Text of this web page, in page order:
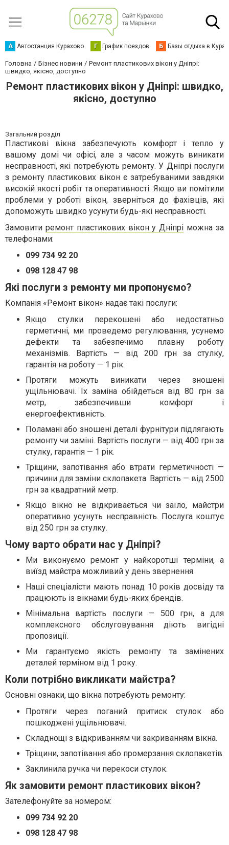
А Автостанция Курахово Г График поездов Б Базы отдыха в
Головна Бізнес новини
Ремонт пластикових вікон у Дніпрі:
швидко, якісно, доступно
Ремонт пластикових вікон у Дніпрі: швидко,
якісно, доступно
Загальний розділ
Пластикові вікна забезпечують комфорт і тепло у
вашому домі чи офісі, але з часом можуть виникати
несправності, які потребують ремонту. У Дніпрі послуги
з ремонту пластикових вікон є затребуваними завдяки
високій якості робіт та оперативності. Якщо ви помітили
проблеми у роботі вікон, зверніться до фахівців, які
допоможуть швидко усунути будь-які несправності.
Замовити ремонт пластикових вікон у Дніпрі можна за
телефонами:
099 734 92 20
098 128 47 98
Які послуги з ремонту ми пропонуємо?
Компанія «Ремонт вікон» надає такі послуги:
Якщо стулки перекошені або недостатньо
герметичні, ми проведемо регулювання, усунемо
дефекти та забезпечимо плавну роботу
механізмів. Вартість — від 200 грн за стулку,
гарантія на роботу — 1 рік.
Протяги можуть виникати через зношені
ущільнювачі. Їх заміна обійдеться від 80 грн за
метр, забезпечивши комфорт і
енергоефективність.
Поламані або зношені деталі фурнітури підлягають
ремонту чи заміні. Вартість послуги — від 400 грн за
стулку, гарантія — 1 рік.
Тріщини, запотівання або втрати герметичності —
причини для заміни склопакета. Вартість — від 2500
грн за квадратний метр.
Якщо вікно не відкривається чи заїло, майстри
оперативно усунуть несправність. Послуга коштує
від 250 грн за стулку.
Чому варто обрати нас у Дніпрі?
Ми виконуємо ремонт у найкоротші терміни, а
виїзд майстра можливий у день звернення.
Наші спеціалісти мають понад 10 років досвіду та
працюють із вікнами будь-яких брендів.
Мінімальна вартість послуги — 500 грн, а для
комплексного обслуговування діють вигідні
пропозиції.
Ми гарантуємо якість ремонту та замінених
деталей терміном від 1 року.
Коли потрібно викликати майстра?
Основні ознаки, що вікна потребують ремонту:
Протяги через поганий притиск стулок або
пошкоджені ущільнювачі.
Складнощі з відкриванням чи закриванням вікна.
Тріщини, запотівання або промерзання склопакетів.
Заклинила ручка чи перекоси стулок.
Як замовити ремонт пластикових вікон?
Зателефонуйте за номером:
099 734 92 20
098 128 47 98